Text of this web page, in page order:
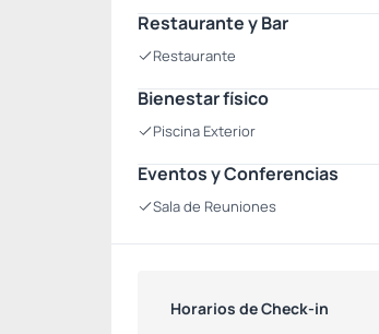
Restaurante y Bar
Restaurante
Bienestar físico
Piscina Exterior
Eventos y Conferencias
Sala de Reuniones
Horarios de Check-in